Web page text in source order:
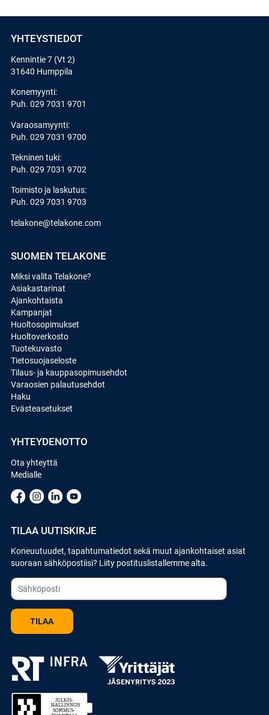
YHTEYSTIEDOT
Kennintie 7 (Vt 2)
31640 Humppila
Konemyynti:
Puh. 029 7031 9701
Varaosamyynti:
Puh. 029 7031 9700
Tekninen tuki:
Puh. 029 7031 9702
Toimisto ja laskutus:
Puh. 029 7031 9703
telakone@telakone.com
SUOMEN TELAKONE
Miksi valita Telakone?
Asiakastarinat
Ajankohtaista
Kampanjat
Huoltosopimukset
Huoltoverkosto
Tuotekuvasto
Tietosuojaseloste
Tilaus- ja kauppasopimusehdot
Varaosien palautusehdot
Haku
Evästeasetukset
YHTEYDENOTTO
Ota yhteyttä
Medialle
TILAA UUTISKIRJE
Koneuutuudet, tapahtumatiedot sekä muut ajankohtaiset asiat
suoraan sähköpostiisi? Liity postituslistallemme alta.